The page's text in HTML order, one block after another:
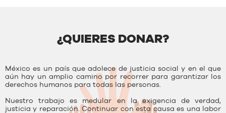
¿QUIERES DONAR?
México es un país que adolece de justicia social y en el que
aún hay un amplio camino por recorrer para garantizar los
derechos humanos para todas las personas.
Nuestro trabajo es medular en la exigencia de verdad,
justicia y reparación. Continuar con esta causa es una labor